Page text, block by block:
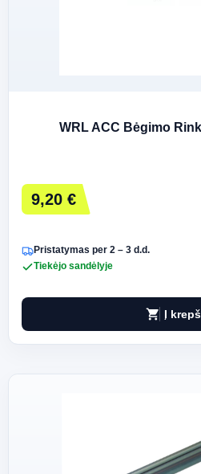
WRL ACC Bėgimo
9,20 €
Pristatymas per 2 – 3 d.d.
Tiekėjo sandėlyje
shopping_cart Į